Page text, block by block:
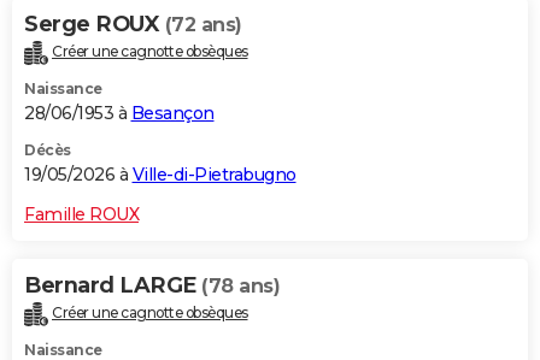
Serge ROUX (72 ans)
Créer une cagnotte obsèques
Naissance
28/06/1953 à Besançon
Décès
19/05/2026 à Ville-di-Pietrabugno
Famille ROUX
Bernard LARGE (78 ans)
Créer une cagnotte obsèques
Naissance